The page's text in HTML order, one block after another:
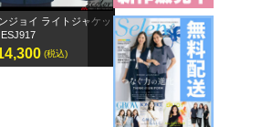
ボンオフィス キュロット
AC3217
¥9,295 (税込)
半袖オーバーブラウス
GOBL-2602
¥12,155 (税込)